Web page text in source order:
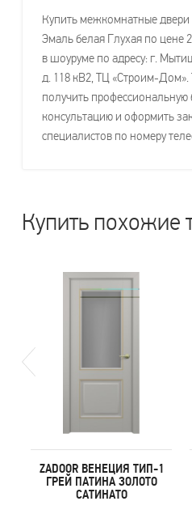
Купить межкомнатные
Эмаль белая Глухая по цене
в шоуруме по адресу: г.
д. 118 кВ2, ТЦ «Строим-
получить профессиональную
консультацию и оформить
специалистов по номеру
Купить похожие
ZADOOR ВЕНЕЦИЯ ТИП-1
ГРЕЙ ПАТИНА ЗОЛОТО
САТИНАТО